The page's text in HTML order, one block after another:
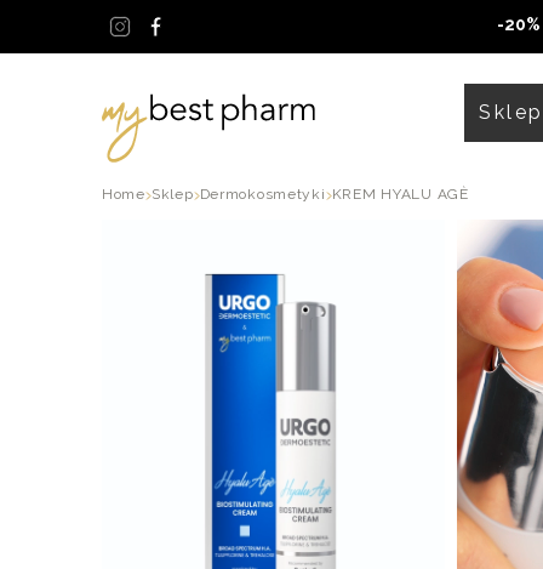
to
-20%
Sklep
Home Sklep Dermokosmetyki KREM HYALU AGÈ